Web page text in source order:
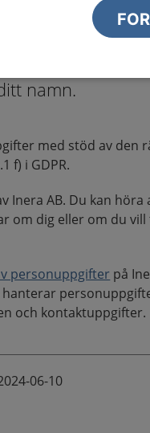
till dig. Det
namn.
med stöd av den
f) i GDPR.
Inera AB. Du kan
om dig eller om du
personuppgifter på
och kontaktuppgifter.
06-10